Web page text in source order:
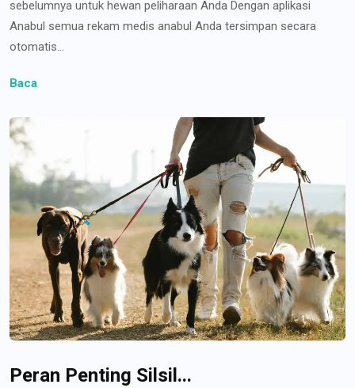
sebelumnya untuk hewan peliharaan Anda Dengan aplikasi
Anabul semua rekam medis anabul Anda tersimpan secara
otomatis...
Baca
Peran Penting Silsil...